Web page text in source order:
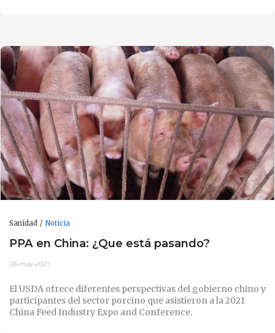
Sanidad Noticia
PPA en China: ¿Que está pasando?
26-may-2021
El USDA ofrece diferentes perspectivas del gobierno chino y
participantes del sector porcino que asistieron a la 2021
China Feed Industry Expo and Conference.